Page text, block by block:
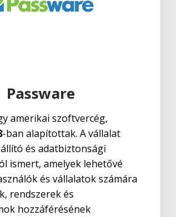
Passware
amerikai szoftvercég,
-ban alapítottak. A vállalat
és adatbiztonsági
ismert, amelyek lehetővé
és vállalatok számára
rendszerek és
hozzáférésének